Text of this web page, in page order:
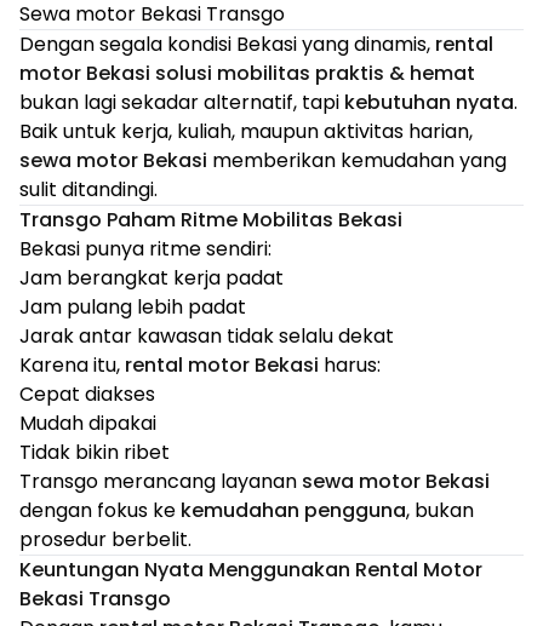
Sewa motor Bekasi Transgo
Dengan segala kondisi Bekasi yang dinamis, rental
motor Bekasi solusi mobilitas praktis & hemat
bukan lagi sekadar alternatif, tapi kebutuhan nyata.
Baik untuk kerja, kuliah, maupun aktivitas harian,
sewa motor Bekasi memberikan kemudahan yang
sulit ditandingi.
Transgo Paham Ritme Mobilitas Bekasi
Bekasi punya ritme sendiri:
Jam berangkat kerja padat
Jam pulang lebih padat
Jarak antar kawasan tidak selalu dekat
Karena itu, rental motor Bekasi harus:
Cepat diakses
Mudah dipakai
Tidak bikin ribet
Transgo merancang layanan sewa motor Bekasi
dengan fokus ke kemudahan pengguna, bukan
prosedur berbelit.
Keuntungan Nyata Menggunakan Rental Motor
Bekasi Transgo